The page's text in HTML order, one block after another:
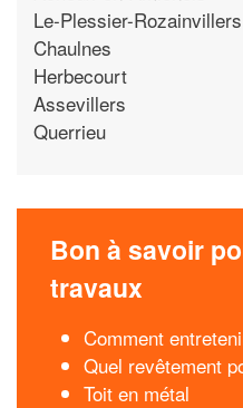
Le-Plessier-Rozainvillers
Chaulnes
Herbecourt
Assevillers
Querrieu
Bon à savoir
travaux
Comment
Quel revêtement
Toit en métal